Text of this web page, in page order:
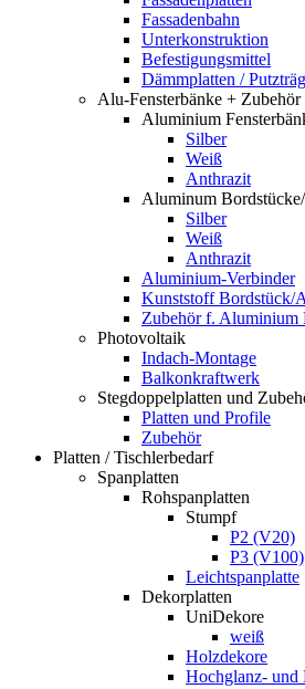
Fassadenbahn
Unterkonstruktion
Befestigungsmittel
Dämmplatten /
Alu-Fensterbänke + Zubehör
Aluminium
Silber
Weiß
Anthrazit
Aluminum
Silber
Weiß
Anthrazit
Aluminium-Verbinder
Kunststoff Bordstück/
Zubehör f. Aluminium
Photovoltaik
Indach-Montage
Balkonkraftwerk
Stegdoppelplatten und
Platten und Profile
Zubehör
Platten / Tischlerbedarf
Spanplatten
Rohspanplatten
Stumpf
P2 (V20)
P3 (V100)
Leichtspanplatte
Dekorplatten
UniDekore
weiß
Holzdekore
Hochglanz- und